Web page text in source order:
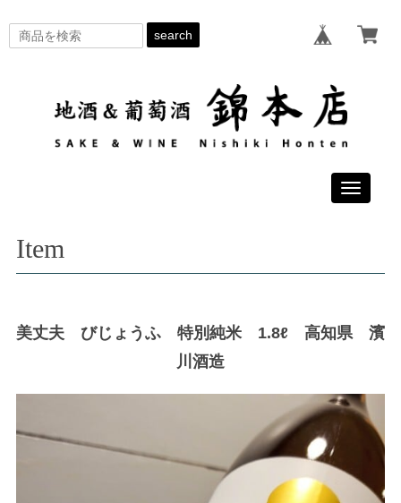
search
Toggle
Item
美丈夫 びじょうふ 特別純米 1.8ℓ 高知県 濱
川酒造